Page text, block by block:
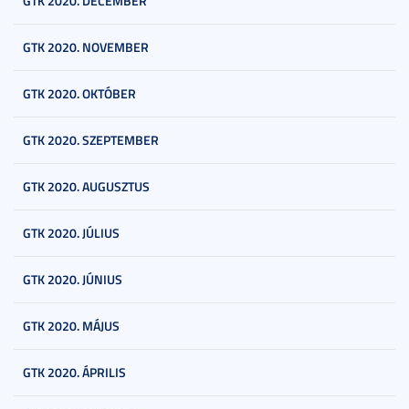
GTK 2020. NOVEMBER
GTK 2020. OKTÓBER
GTK 2020. SZEPTEMBER
GTK 2020. AUGUSZTUS
GTK 2020. JÚLIUS
GTK 2020. JÚNIUS
GTK 2020. MÁJUS
GTK 2020. ÁPRILIS